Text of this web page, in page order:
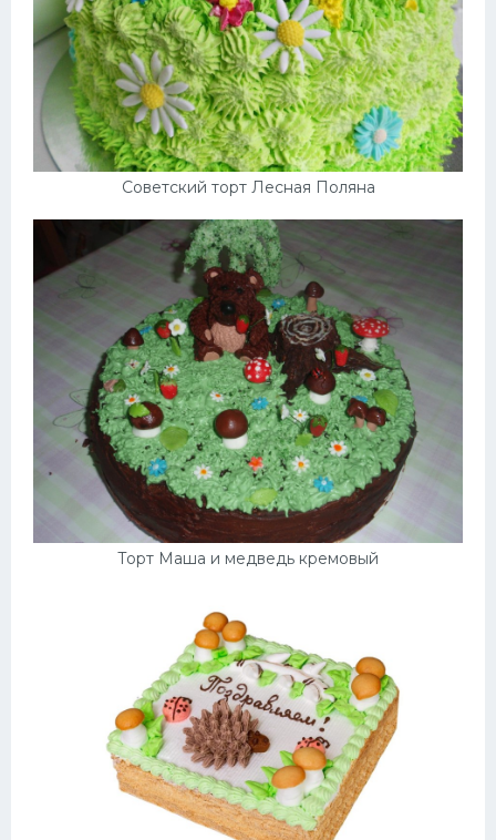
Советский торт Лесная Поляна
Торт Маша и медведь кремовый